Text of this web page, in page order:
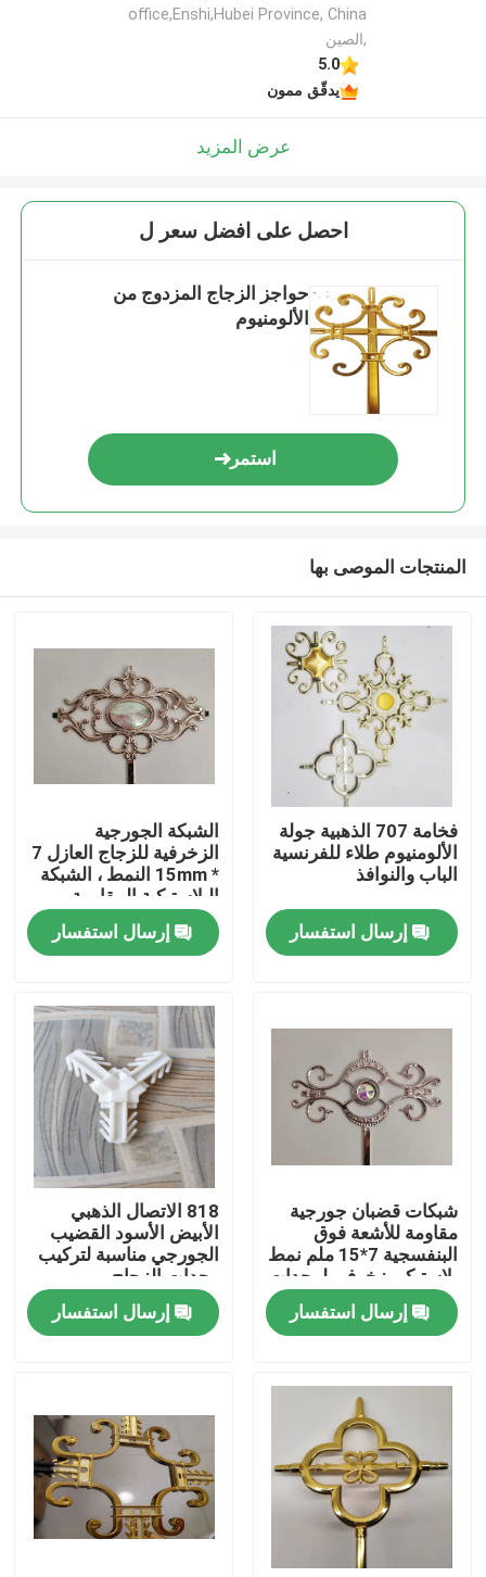
بيت
أشرطة فيديو
معلومات عنا
جولة في المعمل
رقابة جودة
اطلب اقتباس
شريط الألمنيوم الفاصل
شريط فاصل الحافة الدافئة
office,Enshi,Hubei Province, China
,الصين
5.0
يدقّق ممون
عرض المزيد
احصل على افضل سعر ل
حواجز الزجاج المزدوج من
الألومنيوم
استمر
المنتجات الموصى بها
فخامة 707 الذهبية جولة
الألومنيوم طلاء للفرنسية
الباب والنوافذ
إرسال استفسار
الشبكة الجورجية
الزخرفية للزجاج العازل 7
* 15mm النمط ، الشبكة
البلاستيكية المقاومة
للأشعة فوق البنفسجية
إرسال استفسار
شبكات قضبان جورجية
مقاومة للأشعة فوق
البنفسجية 7*15 ملم نمط
بلاستيكي زخرفي لوحدات
الزجاج العازل (IGU)
إرسال استفسار
818 الاتصال الذهبي
الأبيض الأسود القضيب
الجورجي مناسبة لتركيب
وحدات الزجاج
إرسال استفسار